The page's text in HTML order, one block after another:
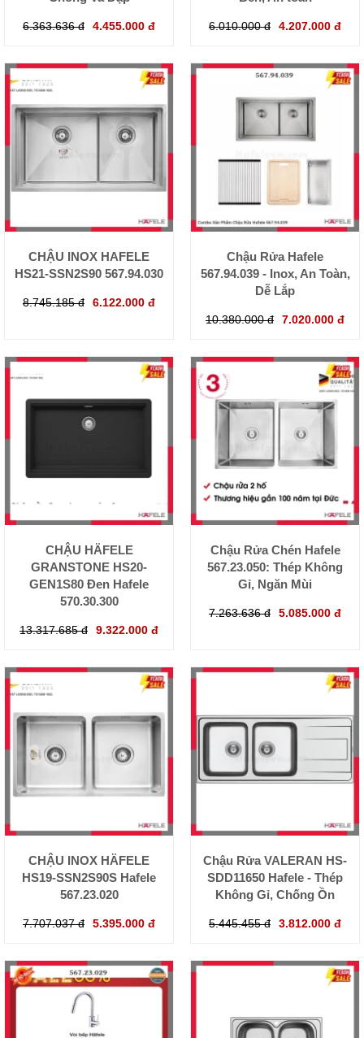
6.363.636 đ 4.455.000 đ 6.010.000 đ 4.207.000 đ
CHẬU INOX HAFELE
HS21-SSN2S90 567.94.030
8.745.185 đ 6.122.000 đ
Chậu Rửa Hafele
567.94.039 - Inox, An Toàn,
Dễ Lắp
10.380.000 đ 7.020.000 đ
CHẬU HÄFELE
GRANSTONE HS20-
GEN1S80 Đen Hafele
570.30.300
13.317.685 đ 9.322.000 đ
Chậu Rửa Chén Hafele
567.23.050: Thép Không
Gỉ, Ngăn Mùi
7.263.636 đ 5.085.000 đ
CHẬU INOX HÄFELE
HS19-SSN2S90S Hafele
567.23.020
7.707.037 đ 5.395.000 đ
Chậu Rửa VALERAN HS-
SDD11650 Hafele - Thép
Không Gỉ, Chống Ồn
5.445.455 đ 3.812.000 đ